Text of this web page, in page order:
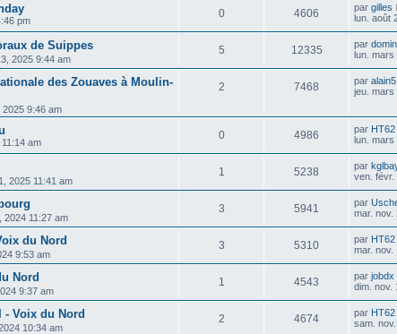
pm
0 4606 par gilles
lun. août
de Suippes
2025 9:44 am
5 12335 par
lun. mars
des Zouaves à Moulin-
2025 9:46 am
2 7468 par
jeu. mars
am
0 4986 par HT62
lun. mars
2025 11:41 am
1 5238 par
ven. févr.
2024 11:27 am
3 5941 par
mar. nov.
du Nord
9:53 am
3 5310 par HT62
mar. nov.
Nord
9:37 am
1 4543 par jobdx
dim. nov.
- Voix du Nord
10:34 am
2 4674 par HT62
sam.